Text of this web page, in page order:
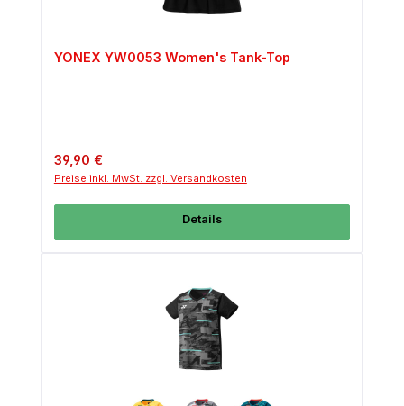
YONEX YW0053 Women's Tank-Top
Regulärer Preis:
39,90 €
Preise inkl. MwSt. zzgl. Versandkosten
Details